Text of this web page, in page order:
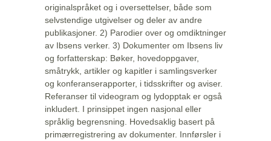
originalspråket og i oversettelser, både som
selvstendige utgivelser og deler av andre
publikasjoner. 2) Parodier over og omdiktninger
av Ibsens verker. 3) Dokumenter om Ibsens liv
og forfatterskap: Bøker, hovedoppgaver,
småtrykk, artikler og kapitler i samlingsverker
og konferanserapporter, i tidsskrifter og aviser.
Referanser til videogram og lydopptak er også
inkludert. I prinsippet ingen nasjonal eller
språklig begrensning. Hovedsaklig basert på
primærregistrering av dokumenter. Innførsler i